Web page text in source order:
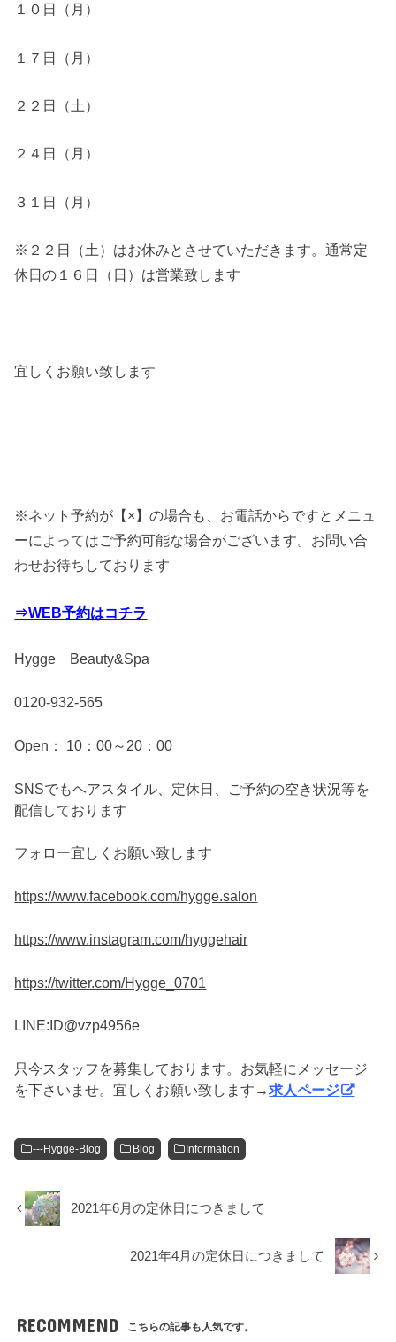
１０日（月）
１７日（月）
２２日（土）
２４日（月）
３１日（月）
※２２日（土）はお休みとさせていただきます。通常定
休日の１６日（日）は営業致します
宜しくお願い致します
※ネット予約が【×】の場合も、お電話からですとメニュ
ーによってはご予約可能な場合がございます。お問い合
わせお待ちしております
⇒WEB予約はコチラ
Hygge Beauty&Spa
0120-932-565
Open： 10：00～20：00
SNSでもヘアスタイル、定休日、ご予約の空き状況等を
配信しております
フォロー宜しくお願い致します
https://www.facebook.com/hygge.salon
https://www.instagram.com/hyggehair
https://twitter.com/Hygge_0701
LINE:ID@vzp4956e
只今スタッフを募集しております。お気軽にメッセージ
を下さいませ。宜しくお願い致します→求人ページ
---Hygge-Blog Blog Information
2021年6月の定休日につきまして
2021年4月の定休日につきまして
RECOMMEND こちらの記事も人気です。